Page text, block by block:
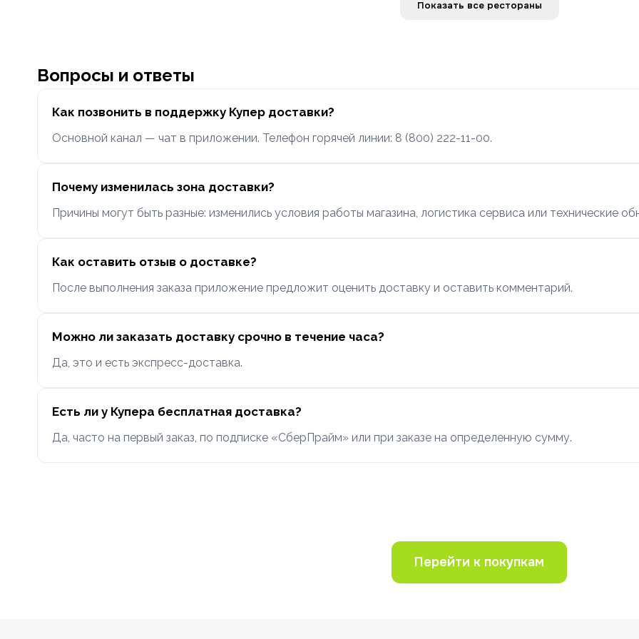
Показать все рестораны
Вопросы и ответы
Как позвонить в поддержку Купер доставки?
Основной канал — чат в приложении. Телефон горячей линии: 8 (800) 222-11-00.
Почему изменилась зона доставки?
Причины могут быть разные: изменились условия работы магазина, логистика сервиса или технические
Как оставить отзыв о доставке?
После выполнения заказа приложение предложит оценить доставку и оставить комментарий.
Можно ли заказать доставку срочно в течение часа?
Да, это и есть экспресс-доставка.
Есть ли у Купера бесплатная доставка?
Да, часто на первый заказ, по подписке «СберПрайм» или при заказе на определенную сумму.
Перейти к покупкам